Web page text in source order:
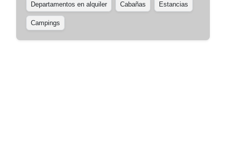
Departamentos en alquiler Cabañas Estancias
Campings